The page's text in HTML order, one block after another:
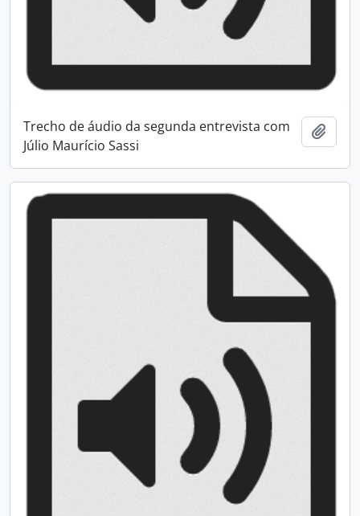
Trecho de áudio da segunda entrevista com
Júlio Maurício Sassi